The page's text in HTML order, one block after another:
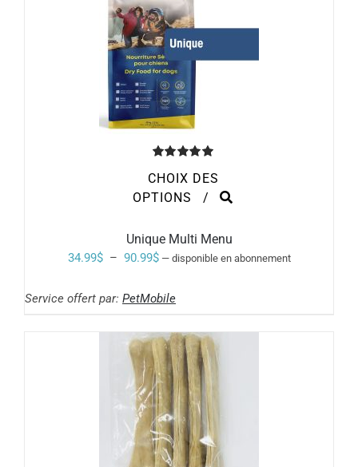
PRODUIT
17.80$
sur 5
CHOIX DES
OPTIONS
CE
PLUSIEURS
VARIATIONS.
LES
SUR
LA
PAGE
DU
PRODUIT
/
Unique Multi Menu
34.99$ – 90.99$Plage
prix :
90.99$
—disponible en abonnement
Service offert par: PetMobile